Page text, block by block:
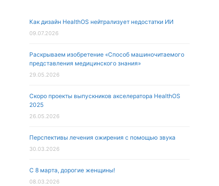
Как дизайн HealthOS нейтрализует недостатки ИИ
09.07.2026
Раскрываем изобретение «Способ машиночитаемого
представления медицинского знания»
29.05.2026
Скоро проекты выпускников акселератора HealthOS
2025
26.05.2026
Перспективы лечения ожирения с помощью звука
30.03.2026
С 8 марта, дорогие женщины!
08.03.2026